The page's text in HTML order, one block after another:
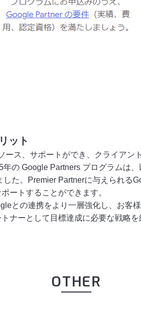
ット
ス、サポートができ、クライアン
の Google Partners プログラムは
た。Premier Partnerに与えられる
ートすることができます。
との連携をより一層強化し、お客
ナーとして目標達成に必要な戦略
OTHER